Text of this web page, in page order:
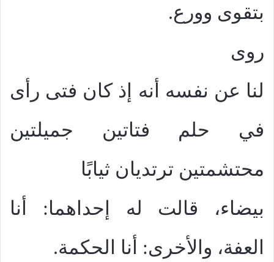
بتقوى وورع.
روى
لنا عن نفسه أنه إذ كان فتى رأى
في حلم فتاتين جميلتين
محتشمتين ترتديان ثيابًا
بيضاء، قالت له إحداهما: أنا
العفة، والأخرى: أنا الحكمة.